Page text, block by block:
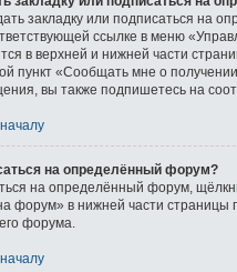
закладку или подписаться на
ссылке в меню
в верхней и нижней части
пункт «Сообщать мне о
вы также подпишетесь на
на определённый форум?
на определённый форум,
форум» в нижней части страницы
форума.